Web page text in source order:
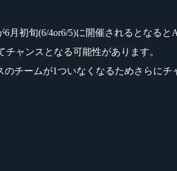
初旬(6/4or6/5)に開催されるとなる
ャンスとなる可能性があります。
チームが1ついなくなるためさらにチ